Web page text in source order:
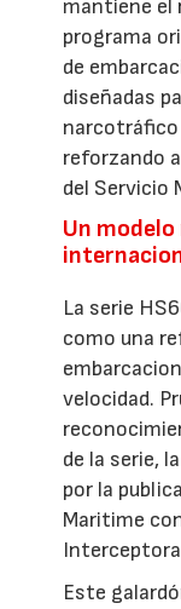
mantiene el
programa
de
diseñadas
narcotráfico
reforzando
del Servicio
Un
La serie
como una
velocidad.
de la serie,
por la
Maritime
Este